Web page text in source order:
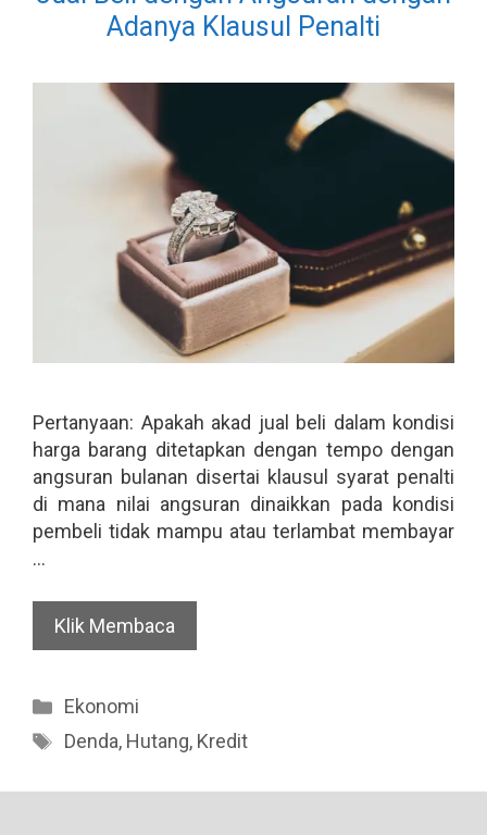
Adanya Klausul Penalti
Pertanyaan: Apakah akad jual beli dalam kondisi
harga barang ditetapkan dengan tempo dengan
angsuran bulanan disertai klausul syarat penalti
di mana nilai angsuran dinaikkan pada kondisi
pembeli tidak mampu atau terlambat membayar
…
Klik Membaca
Categories
Ekonomi
Tags
Denda, Hutang, Kredit